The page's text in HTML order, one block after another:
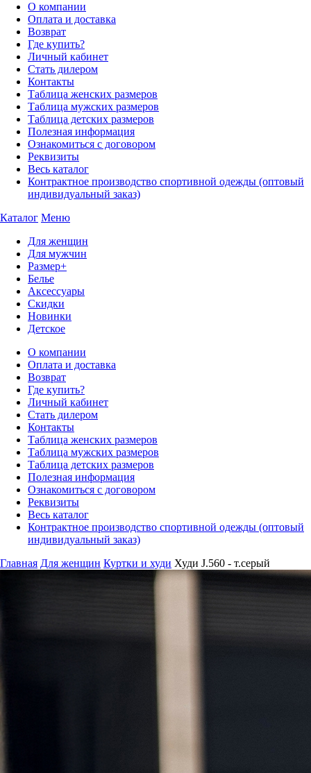
О компании
Оплата и доставка
Возврат
Где купить?
Личный кабинет
Стать дилером
Контакты
Таблица женских размеров
Таблица мужских размеров
Таблица детских размеров
Полезная информация
Ознакомиться с договором
Реквизиты
Весь каталог
Контрактное производство спортивной одежды (оптовый
индивидуальный заказ)
Каталог Меню
Для женщин
Для мужчин
Размер+
Белье
Аксессуары
Скидки
Новинки
Детское
О компании
Оплата и доставка
Возврат
Где купить?
Личный кабинет
Стать дилером
Контакты
Таблица женских размеров
Таблица мужских размеров
Таблица детских размеров
Полезная информация
Ознакомиться с договором
Реквизиты
Весь каталог
Контрактное производство спортивной одежды (оптовый
индивидуальный заказ)
Главная Для женщин Куртки и худи Худи J.560 - т.серый